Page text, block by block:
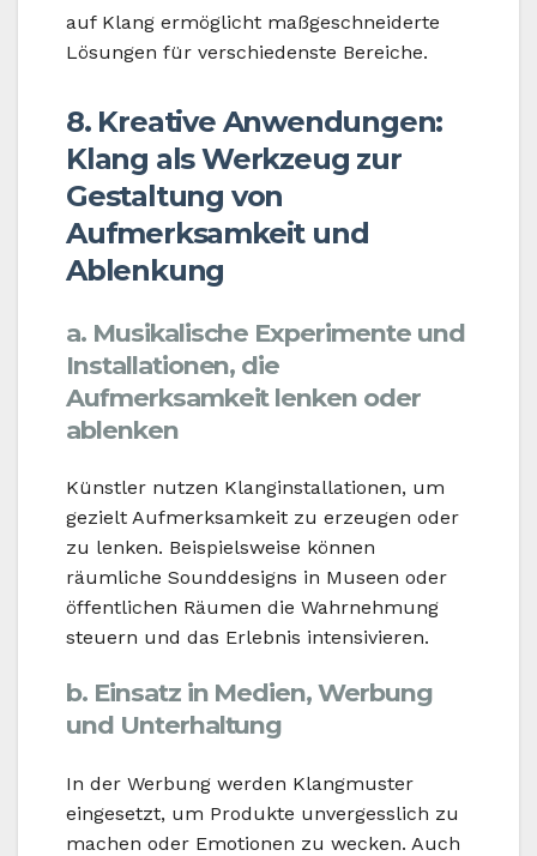
auf Klang ermöglicht maßgeschneiderte
Lösungen für verschiedenste Bereiche.
8. Kreative Anwendungen:
Klang als Werkzeug zur
Gestaltung von
Aufmerksamkeit und
Ablenkung
a. Musikalische Experimente und
Installationen, die
Aufmerksamkeit lenken oder
ablenken
Künstler nutzen Klanginstallationen, um
gezielt Aufmerksamkeit zu erzeugen oder
zu lenken. Beispielsweise können
räumliche Sounddesigns in Museen oder
öffentlichen Räumen die Wahrnehmung
steuern und das Erlebnis intensivieren.
b. Einsatz in Medien, Werbung
und Unterhaltung
In der Werbung werden Klangmuster
eingesetzt, um Produkte unvergesslich zu
machen oder Emotionen zu wecken. Auch